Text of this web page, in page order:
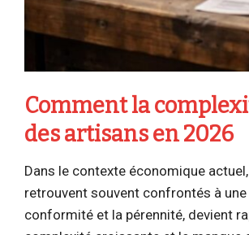
Comment la
des artisans en 2026
Dans le contexte économique
retrouvent souvent confrontés à
conformité et la pérennité, devient